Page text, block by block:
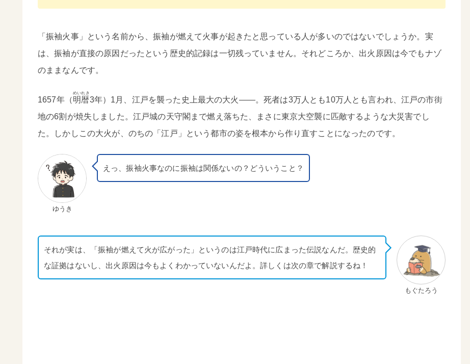
「振袖火事」という名前から、振袖が燃えて火事が起きたと思っている人が多いのではないでしょうか。実
は、振袖が直接の原因だったという歴史的記録は一切残っていません。それどころか、出火原因は今でもナゾ
のままなんです。
1657年（明暦
めいれき
3年）1月、江戸を襲った史上最大の大火——。死者は3万人とも10万人とも言われ、江戸の市街
地の6割が焼失しました。江戸城の天守閣まで燃え落ちた、まさに東京大空襲に匹敵するような大災害でし
た。しかしこの大火が、のちの「江戸」という都市の姿を根本から作り直すことになったのです。
ゆうき
えっ、振袖火事なのに振袖は関係ないの？どういうこと？
もぐたろう
それが実は、「振袖が燃えて火が広がった」というのは江戸時代に広まった伝説なんだ。歴史的
な証拠はないし、出火原因は今もよくわかっていないんだよ。詳しくは次の章で解説するね！